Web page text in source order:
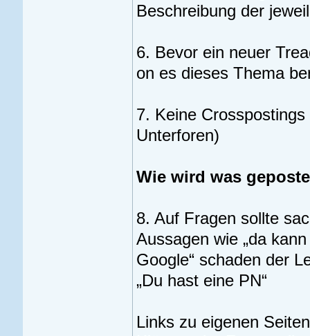
Beschreibung der
6. Bevor ein neuer
on es dieses Thema
7. Keine
Unterforen)
Wie wird was
8. Auf Fragen sollte
Aussagen wie „da
Google“ schaden der
„Du hast eine PN“
Links zu eigenen